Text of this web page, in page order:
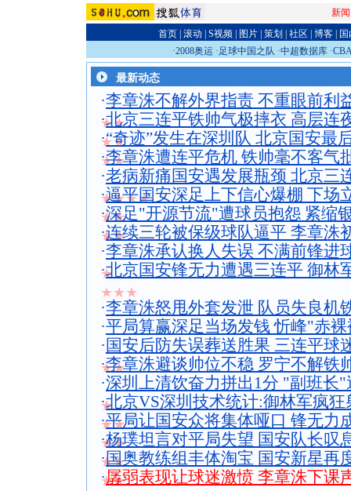
新闻
首页| 滚动 S视频| 图片| 策划 社区 博客|
国
·2008奥运 ·足球中国之队 ·中超数据库·
最新动态
·李章洙不解外界指责 不重眼前利
★★
·北京三连平铁帅气极摔衣 高层连
★★
·“奇迹”发生在深圳队 北京国安最
★★
·李章洙遭连平危机 铁帅毫不客气
·老病新痛国安遇发展瓶颈 北京三
★★★★
·逼平国安深足上下信心爆棚 下场
★★
·深足"开源节流"遭球员抱怨 紧缩
★★
·连续三轮被保级球队逼平 李章洙
·李章洙承认换人失误 不满前锋进
★
·北京国安锋无力遭遇三连平 御林
★★★
·李章洙怒甩外套发泄 队员失良机
·平局算赢深足当场发钱 忻峰"赤
· 国安后防失误葬送胜果 三连平球
★★
·李章洙避谈帅位不稳 罗宁不解铁
·深圳上清饮奋力拼出1分 "副班长
★
·北京VS深圳技术统计:御林军疯
★★
·平局让国安众将集体哑口 锋无力
★★
·杨璞坦言对平局失望 国安队长叹
★★
·国奥教练组丰体淘宝 国安新星再
★★
·孱弱表现让球迷激愤 李章洙下课